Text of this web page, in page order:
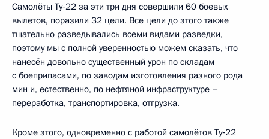
Самолёты Ту‑22 за эти три дня совершили 60 боевых
вылетов, поразили 32 цели. Все цели до этого также
тщательно разведывались всеми видами разведки,
поэтому мы с полной уверенностью можем сказать, что
нанесён довольно существенный урон по складам
с боеприпасами, по заводам изготовления разного рода
мин и, естественно, по нефтяной инфраструктуре –
переработка, транспортировка, отгрузка.
Кроме этого, одновременно с работой самолётов Ту‑22